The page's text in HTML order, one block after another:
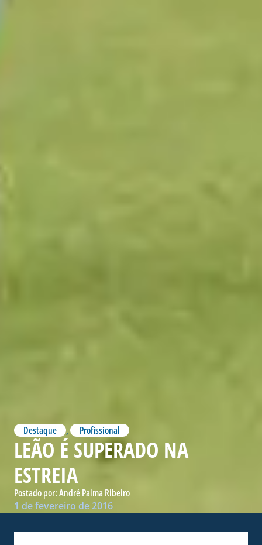
Destaque , Profissional
LEÃO É SUPERADO NA
ESTREIA
Postado por:André Palma Ribeiro
1 de fevereiro de 2016